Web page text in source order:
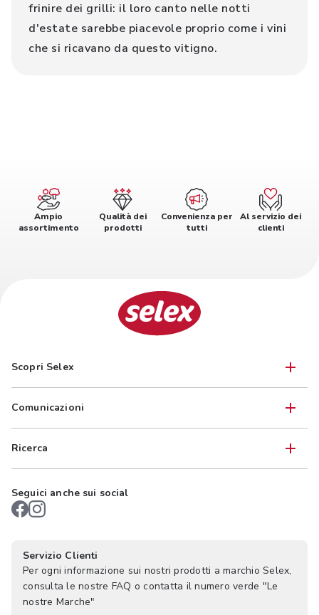
frinire dei grilli: il loro canto nelle notti
d'estate sarebbe piacevole proprio come i vini
che si ricavano da questo vitigno.
Ampio
assortimento
Qualità dei
prodotti
Convenienza per
tutti
Al servizio dei
clienti
Scopri Selex
Comunicazioni
Ricerca
Seguici anche sui social
Servizio Clienti
Per ogni informazione sui nostri prodotti a marchio Selex,
consulta le nostre FAQ o contatta il numero verde "Le
nostre Marche"